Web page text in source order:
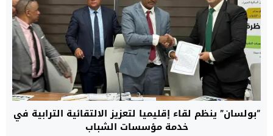
“بولسان” ينظم لقاء إقليميا لتعزيز الالتقائية الترابية في
خدمة مؤسسات الشباب